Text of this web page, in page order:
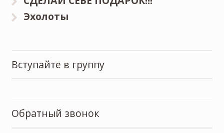
Эхолоты
Вступайте в группу
Обратный звонок